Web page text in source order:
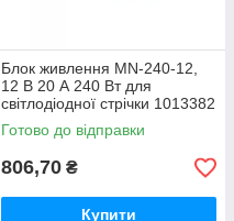
Блок живлення MN-240-12,
12 В 20 А 240 Вт для
світлодіодної стрічки 1013382
Готово до відправки
806,70 ₴
Купити